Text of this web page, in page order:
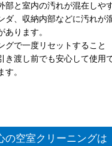
部と室内の汚れが混在しや
ダ、収納内部などに汚れが
あります。
グで一度リセットすること
き渡し前でも安心して使用
す。
の空室クリーニングは